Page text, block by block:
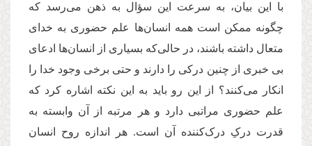
با این بیان، به سرعت این سؤال به ذهن می‌رسد که
چگونه ممکن است همه انسان‌ها علم حضوری به خدای
متعال داشته باشند، در حالی‌که بسیاری از انسان‌ها ادعای
بی خبری از چنین درکی را دارند و حتی برخی وجود خدا را
انکار می‌کنند؟ از این رو باید به این نکته اشاره کرد که
علم حضوری مراتبی دارد و هر مرتبه از آن وابسته به
قدرت درکِ درک‌کننده آن است. هر اندازه روح انسان